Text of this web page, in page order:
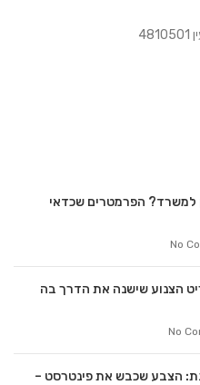
למשרד? הפרמטרים שכדאי
No
הצנוע שישנה את הדרך בה
No
הצבע שכבש את פינטרסט –